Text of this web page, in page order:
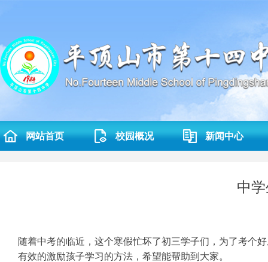
网站首页 校园概况 新闻中心
中
随着中考的临近，这个寒假忙坏了初三学子们，为了考个
有效的激励孩子学习的方法，希望能帮助到大家。